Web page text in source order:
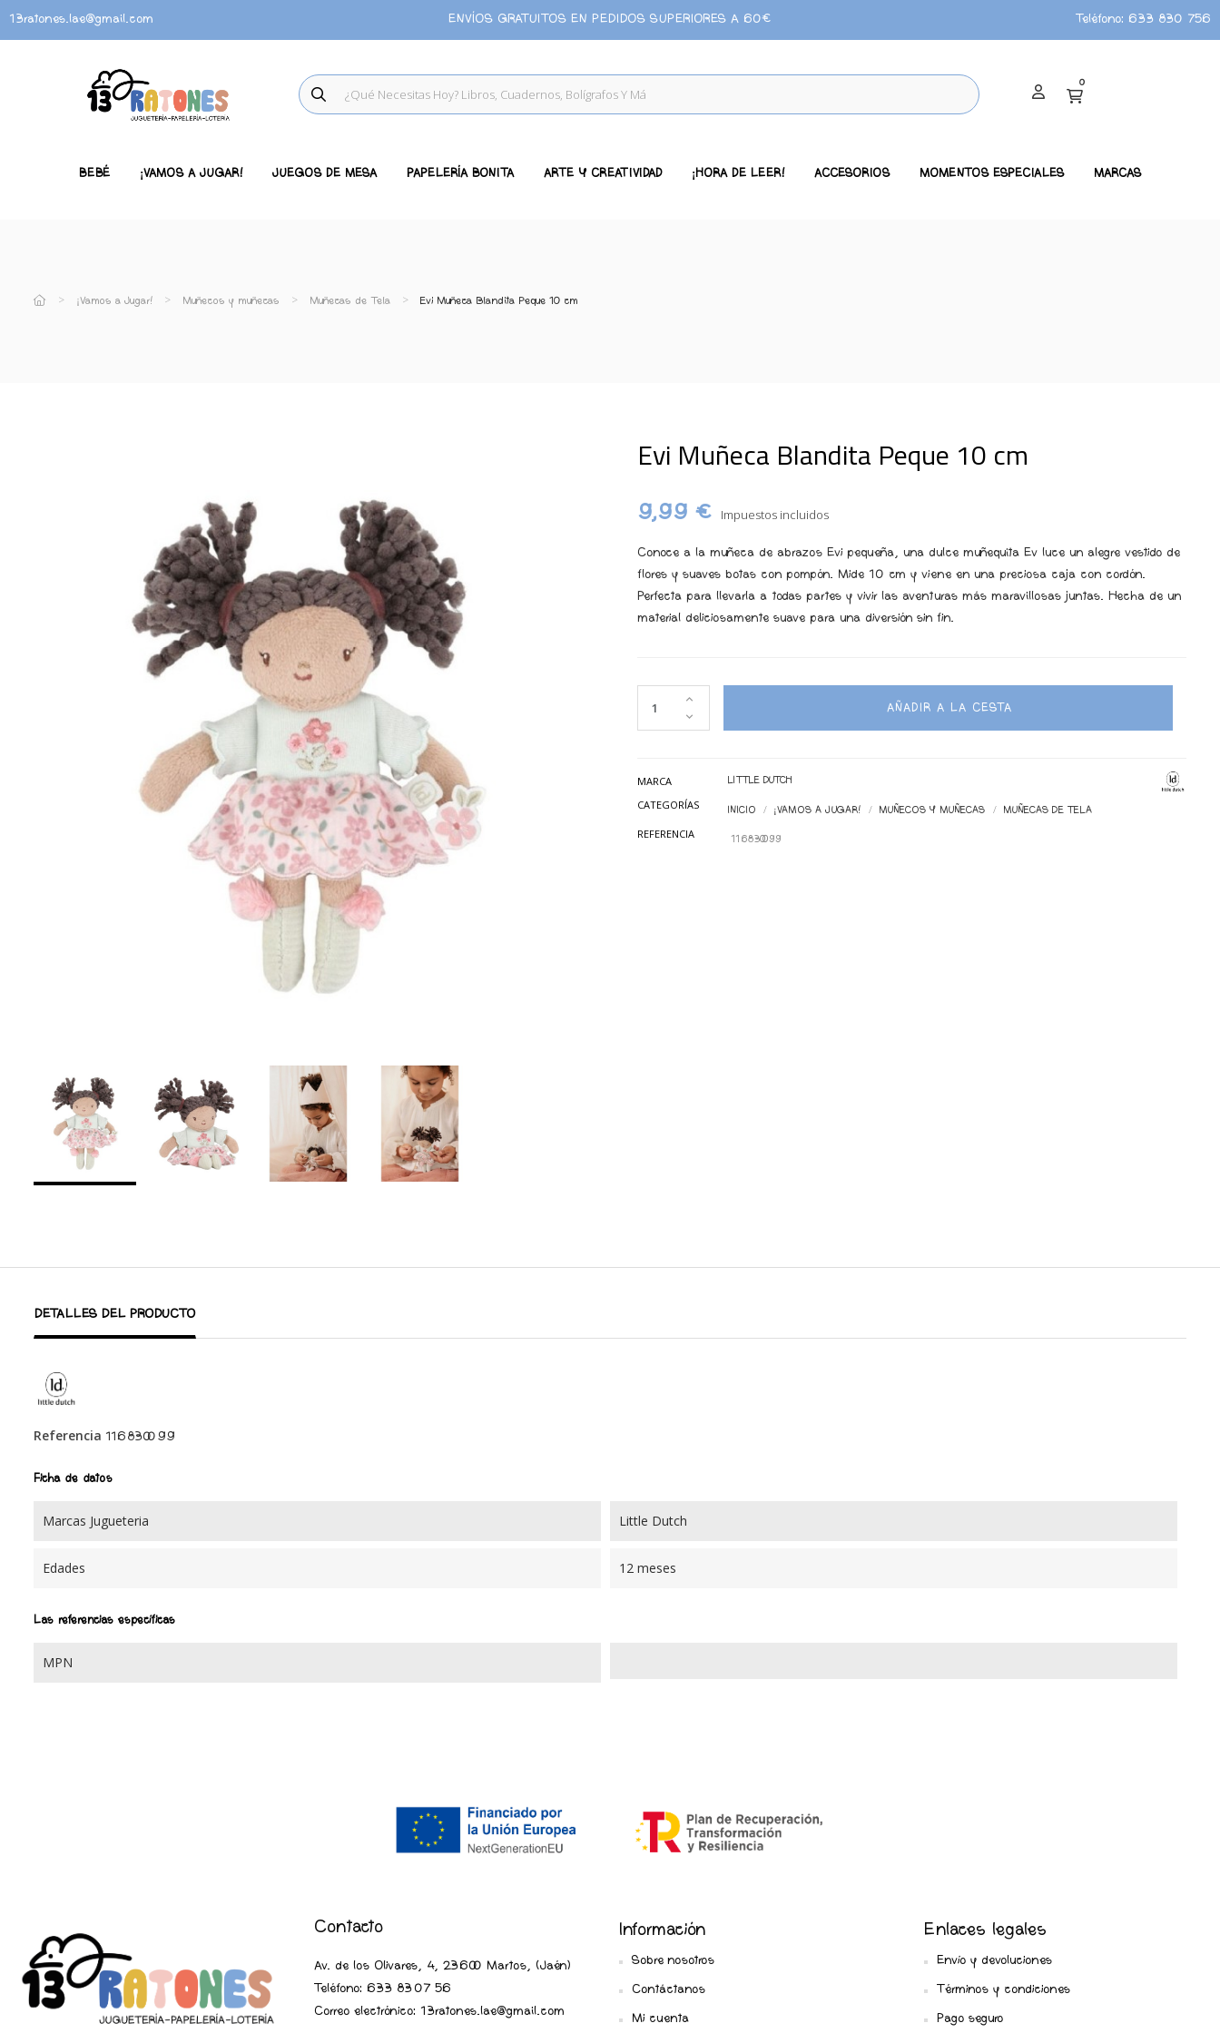
13ratones.lae@gmail.com ENVÍOS GRATUITOS EN PEDIDOS SUPERIORES A 60€ Teléfono: 633 830 756
0
BEBÉ ¡VAMOS A JUGAR! JUEGOS DE MESA PAPELERÍA BONITA ARTE Y CREATIVIDAD ¡HORA DE LEER! ACCESORIOS MOMENTOS ESPECIALES MARCAS
¡Vamos a Jugar! Muñecos y muñecas Muñecas de Tela Evi Muñeca Blandita Peque 10 cm
Evi Muñeca Blandita Peque 10 cm
9,99 € Impuestos incluidos
Conoce a la muñeca de abrazos Evi pequeña, una dulce muñequita Ev luce un alegre vestido de
flores y suaves botas con pompón. Mide 10 cm y viene en una preciosa caja con cordón.
Perfecta para llevarla a todas partes y vivir las aventuras más maravillosas juntas. Hecha de un
material deliciosamente suave para una diversión sin fin.
AÑADIR A LA CESTA
MARCA LITTLE DUTCH
CATEGORÍAS INICIO ¡VAMOS A JUGAR! MUÑECOS Y MUÑECAS MUÑECAS DE TELA
REFERENCIA 116830099
DETALLES DEL PRODUCTO
Referencia 116830099
Ficha de datos
Marcas Jugueteria Little Dutch
Edades 12 meses
Las referencias específicas
MPN
Contacto
Av. de los Olivares, 4, 23600 Martos, (Jaén)
Teléfono: 633 83 07 56
Correo electrónico: 13ratones.lae@gmail.com
Información
Sobre nosotros
Contáctanos
Mi cuenta
Enlaces legales
Envío y devoluciones
Términos y condiciones
Pago seguro